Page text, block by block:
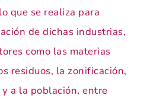
que se realiza para
de dichas industrias,
como las materias
residuos, la zonificación,
a la población, entre